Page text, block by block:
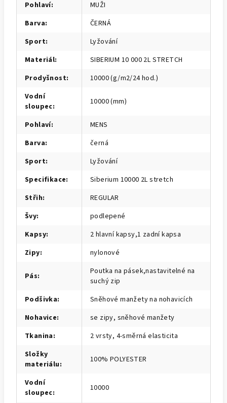
Pohlaví:
MUŽI
Barva:
ČERNÁ
Sport:
Lyžování
Materiál:
SIBERIUM 10 000 2L STRETCH
Prodyšnost:
10000 (g/m2/24 hod.)
Vodní
sloupec: 10000 (mm)
Pohlaví:
MENS
Barva:
černá
Sport:
Lyžování
Specifikace:
Siberium 10000 2L stretch
Střih:
REGULAR
Švy:
podlepené
Kapsy:
2 hlavní kapsy,1 zadní kapsa
Zipy: nylonové
Pás:
Poutka na pásek,nastavitelné na
suchý zip
Podšivka:
Sněhové manžety na nohavicích
Nohavice:
se zipy, sněhové manžety
Tkanina:
2 vrsty, 4-směrná elasticita
Složky
materiálu: 100% POLYESTER
Vodní
sloupec: 10000